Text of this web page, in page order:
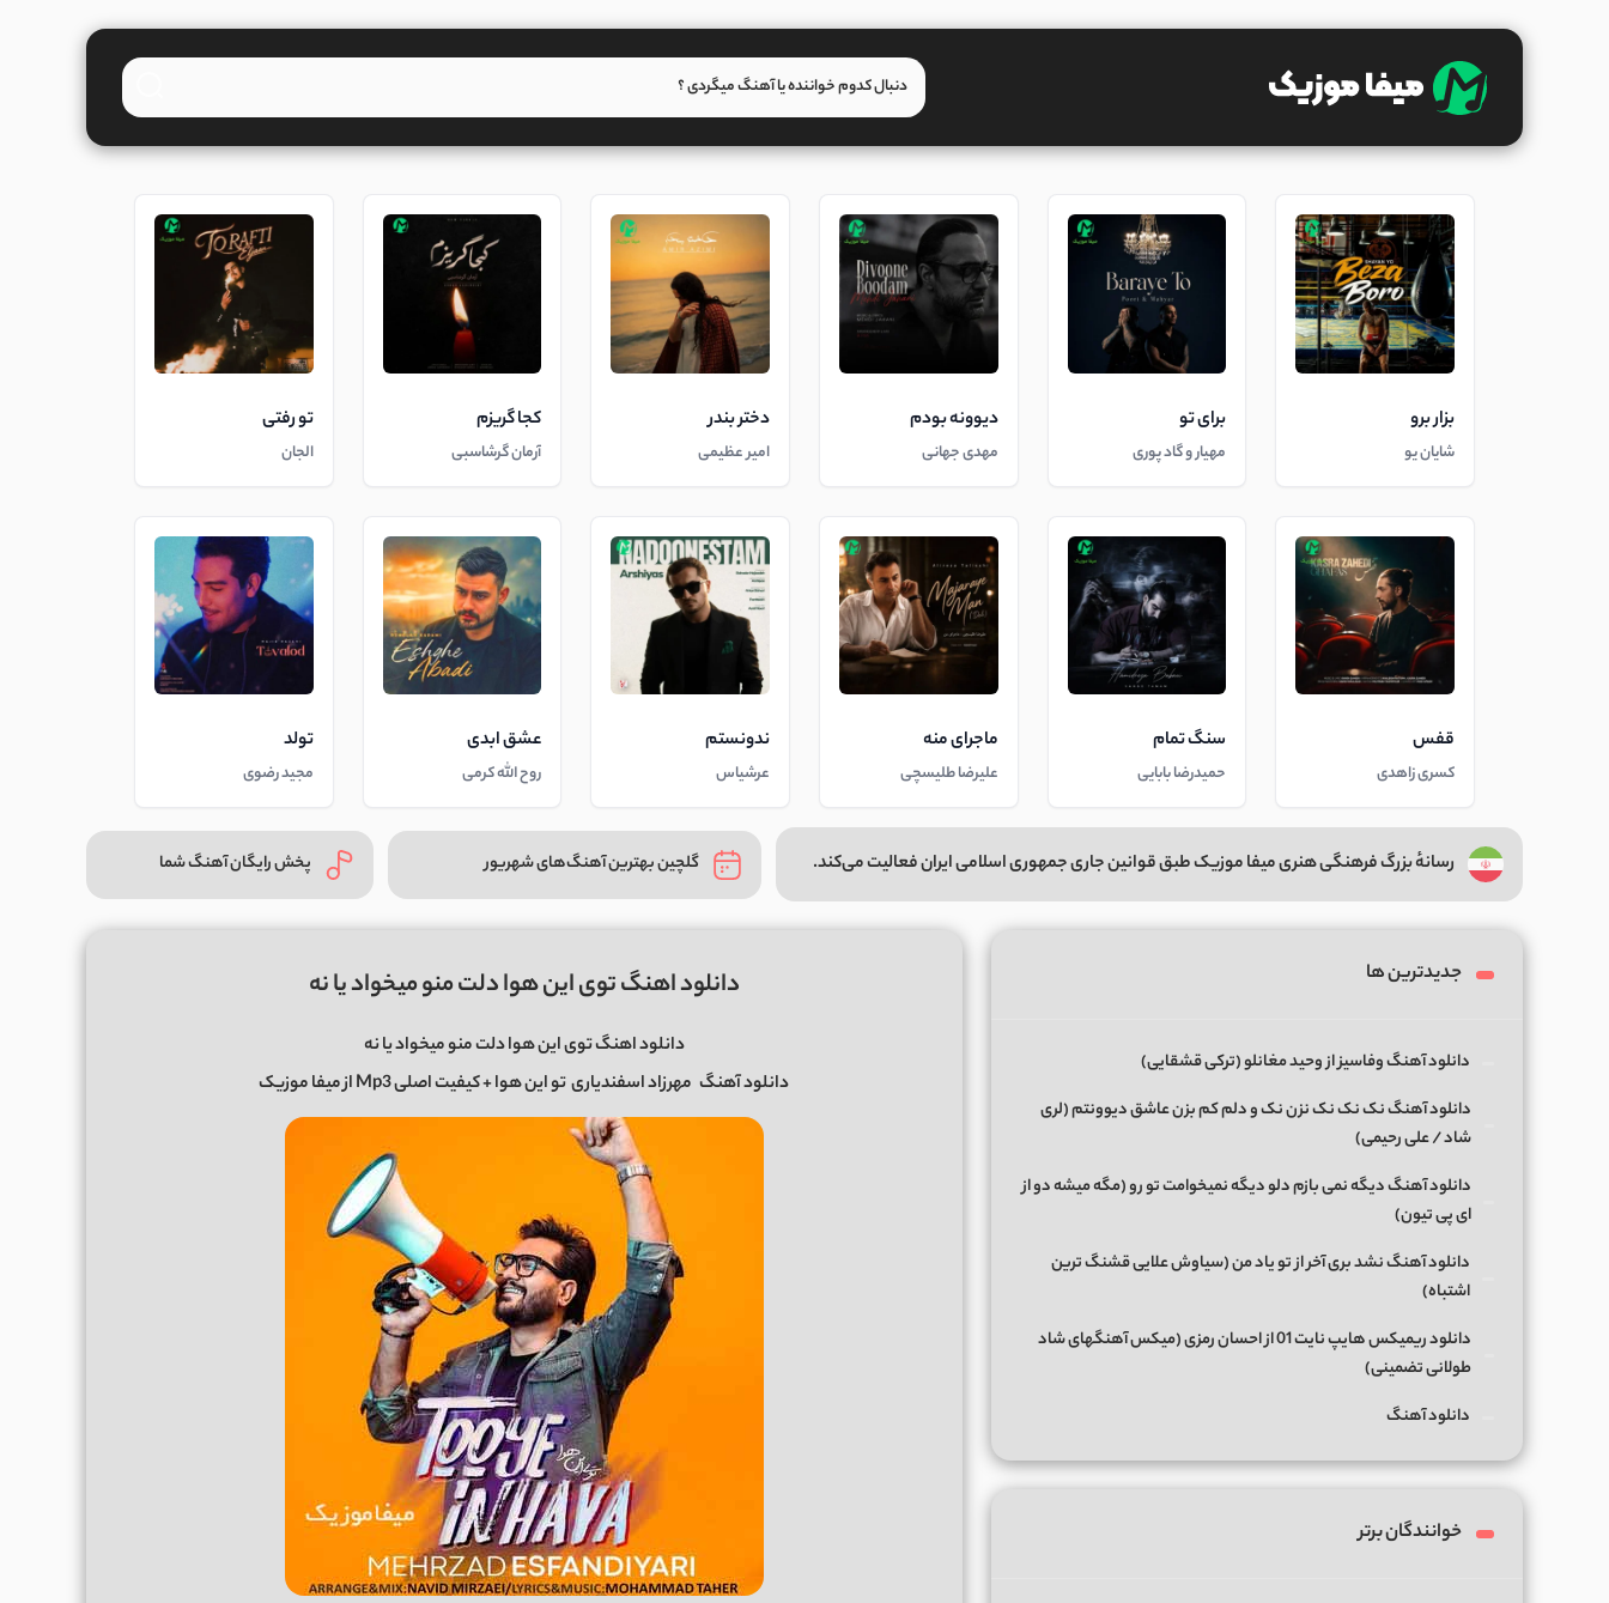
بزار برو
شایان یو
برای تو
مهیار و گاد پوری
دیوونه بودم
مهدی جهانی
دختر بندر
امیر عظیمی
کجا گریزم
آرمان گرشاسبی
تو رفتی
الجان
قفس
کسری زاهدی
سنگ تمام
حمیدرضا بابایی
ماجرای منه
علیرضا طلیسچی
ندونستم
عرشیاس
عشق ابدی
روح الله کرمی
تولد
مجید رضوی
رسانهٔ بزرگ فرهنگی هنری میفا موزیک طبق قوانین جاری جمهوری اسلامی ایران فعالیت می‌کند. گلچین بهترین آهنگ‌های شهریور پخش رایگان آهنگ شما
دانلود اهنگ توی این هوا دلت منو میخواد یا نه
دانلود اهنگ توی این هوا دلت منو میخواد یا نه
دانلود آهنگ مهرزاد اسفندیاریتو این هوا + کیفیت اصلی Mp3 از میفا موزیک
جدیدترین ها
دانلود آهنگ وفاسیز از وحید مغانلو (ترکی قشقایی)
دانلود آهنگ نک نک نک نزن نک و دلم کم بزن عاشق دیوونتم (لری
شاد / علی رحیمی)
دانلود آهنگ دیگه نمی بازم دلو دیگه نمیخوامت تو رو (مگه میشه دو از
ای پی تیون)
دانلود آهنگ نشد بری آخر از تو یاد من (سیاوش علایی قشنگ ترین
اشتباه)
دانلود ریمیکس هایپ نایت 01 از احسان رمزی (میکس آهنگهای شاد
طولانی تضمینی)
دانلود آهنگ
خوانندگان برتر